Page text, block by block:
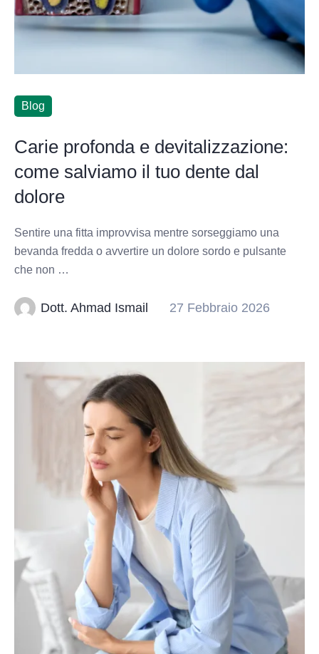
Blog
Carie profonda e devitalizzazione:
come salviamo il tuo dente dal
dolore
Sentire una fitta improvvisa mentre sorseggiamo una
bevanda fredda o avvertire un dolore sordo e pulsante
che non …
Dott. Ahmad Ismail 27 Febbraio 2026